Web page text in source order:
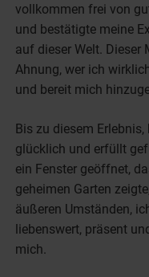
vollkommen frei von
und bestätigte meine
auf dieser Welt. Dieser
Ahnung, wer ich
und bereit mich
Bis zu diesem
glücklich und erfüllt
ein Fenster geöffnet,
geheimen Garten
äußeren Umständen,
liebenswert, präsent
mich.